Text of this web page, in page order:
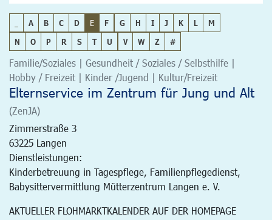
A B C D E F G H I J K L
M
N
O P R S T U V W Z #
Familie/Soziales | Gesundheit / Soziales / Selbsthilfe |
Hobby / Freizeit | Kinder /Jugend | Kultur/Freizeit
Elternservice im Zentrum für Jung und Alt
(ZenJA)
Zimmerstraße 3
63225 Langen
Dienstleistungen:
Kinderbetreuung in Tagespflege, Familienpflegedienst,
Babysittervermittlung Mütterzentrum Langen e. V.
AKTUELLER FLOHMARKTKALENDER AUF DER HOMEPAGE